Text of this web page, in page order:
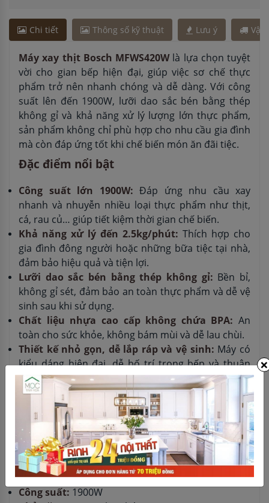
Chi tiết Thông số kỹ thuật Lưu ý Vận
Máy xay thịt Bosch MFWS420Wlà lựa chọn tuyệt
vời cho gian bếp hiện đại, giúp việc sơ chế thực
phẩm trở nên nhanh chóng và dễ dàng. Với công
suất lên đến 1900W, lưỡi dao sắc bén bằng thép
không gỉ và khả năng xử lý lượng lớn thực phẩm,
sản phẩm không chỉ phù hợp cho nhu cầu gia đình
mà còn đáp ứng tốt khi chế biến món ăn đãi tiệc.
Đặc điểm nổi bật
Công suất lớn 1900W: Đáp ứng nhu cầu xay
nhanh và nhuyễn nhiều loại thực phẩm như thịt,
cá, rau củ… giúp tiết kiệm thời gian chế biến.
Khả năng xử lý đến 2.5kg/phút: Thích hợp cho
gia đình đông người hoặc những bữa tiệc tại nhà,
đảm bảo hiệu quả và tiện lợi.
Lưỡi dao sắc bén bằng thép không gỉ: Bền bỉ,
không gỉ sét, đảm bảo an toàn thực phẩm và dễ vệ
sinh sau khi sử dụng.
Chất liệu nhựa cao cấp không chứa BPA: An
toàn cho sức khỏe, không bám mùi và dễ lau chùi.
Thiết kế nhỏ gọn, dễ lắp ráp và vệ sinh: Máy có
kiểu dáng hiện đại, dễ bố trí trong bếp và thuận
tiện khi tháo lắp các bộ phận để vệ sinh.
Hệ thống an toàn:Tự động ngắt khi quá tải, đế
chống trượt giữ máy ổn định khi hoạt động.
Thông số kỹ thuật
Tên sản phẩm:Máy xay thịt Bosch MFWS420W
Thương hiệu:Bosch
Xuất xứ:Đang cập nhật
Công suất: 1900W
×